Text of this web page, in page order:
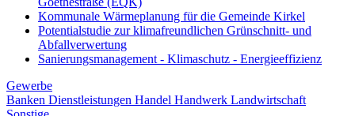
Kommunale Wärmeplanung für die Gemeinde Kirkel
Potentialstudie zur klimafreundlichen Grünschnitt- und
Abfallverwertung
Sanierungsmanagement - Klimaschutz - Energieeffizienz
Gewerbe
Banken Dienstleistungen Handel Handwerk Landwirtschaft